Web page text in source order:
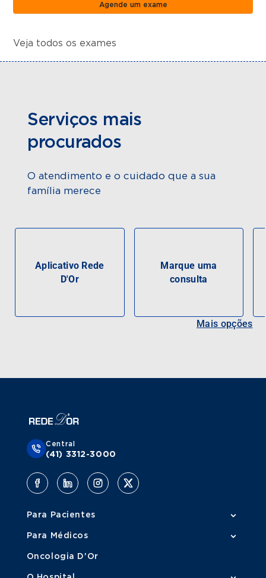
Agende um exame
Veja todos os exames
Serviços mais
procurados
O atendimento e o cuidado que a sua
família merece
Aplicativo Rede
D'Or
Marque uma
consulta
Mais opções
Central
(41) 3312-3000
Para Pacientes
Para Médicos
Oncologia D'Or